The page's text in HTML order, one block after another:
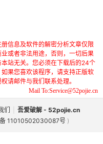
信息及软件的解密分析文章仅限
或者非法用途，否则，一切后果
站无关。您必须在下载后的24个
果您喜欢该程序，请支持正版软
请邮件与我们联系处理。
Mail To:Service@52pojie.cn
们
吾爱破解 - 52pojie.cn
11010502030087号 )